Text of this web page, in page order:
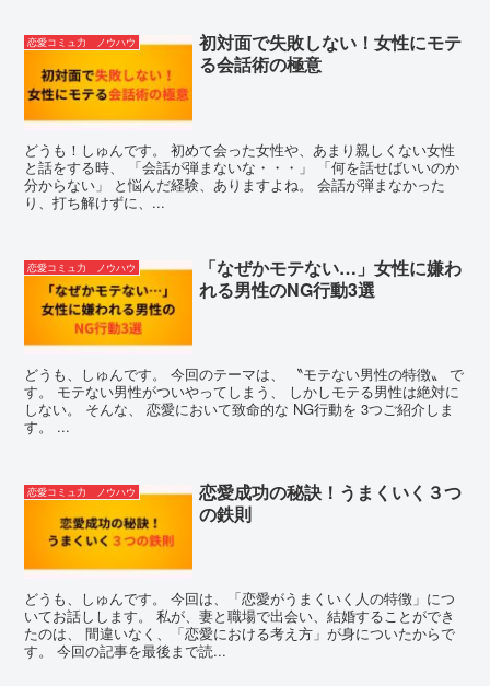
恋愛コミュ力 ノウハウ
初対面で失敗しない！女性にモテ
る会話術の極意
どうも！しゅんです。 初めて会った女性や、あまり親しくない女性
と話をする時、 「会話が弾まないな・・・」 「何を話せばいいのか
分からない」 と悩んだ経験、ありますよね。 会話が弾まなかった
り、打ち解けずに、...
恋愛コミュ力 ノウハウ
「なぜかモテない…」女性に嫌わ
れる男性のNG行動3選
どうも、しゅんです。 今回のテーマは、 〝モテない男性の特徴〟 で
す。 モテない男性がついやってしまう、 しかしモテる男性は絶対に
しない。 そんな、 恋愛において致命的な NG行動を 3つご紹介しま
す。 ...
恋愛コミュ力 ノウハウ
恋愛成功の秘訣！うまくいく３つ
の鉄則
どうも、しゅんです。 今回は、「恋愛がうまくいく人の特徴」につ
いてお話しします。 私が、妻と職場で出会い、結婚することができ
たのは、 間違いなく、「恋愛における考え方」が身についたからで
す。 今回の記事を最後まで読...